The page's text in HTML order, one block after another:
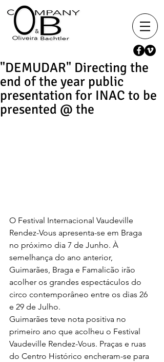
"DEMUDAR" Directing the
end of the year public
presentation for INAC to be
presented @ the
O Festival Internacional Vaudeville
Rendez-Vous apresenta-se em Braga
no próximo dia 7 de Junho. À
semelhança do ano anterior,
Guimarães, Braga e Famalicão irão
acolher os grandes espectáculos do
circo contemporâneo entre os dias 26
e 29 de Julho.
Guimarães teve nota positiva no
primeiro ano que acolheu o Festival
Vaudeville Rendez-Vous. Praças e ruas
do Centro Histórico encheram-se para